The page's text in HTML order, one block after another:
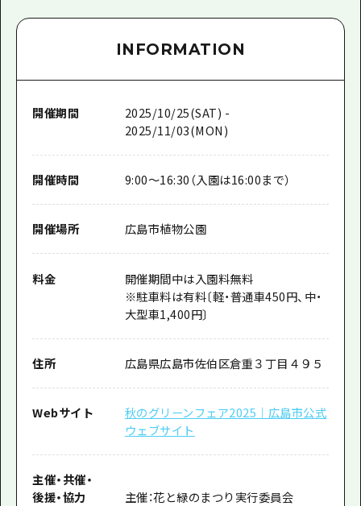
INFORMATION
開催期間
2025/10/25(SAT) -
2025/11/03(MON)
開催時間 9:00～16:30（入園は16:00まで）
開催場所 広島市植物公園
料金
開催期間中は入園料無料
※駐車料は有料〔軽・普通車450円、中・
大型車1,400円〕
住所 広島県広島市佐伯区倉重３丁目４９５
Webサイト
秋のグリーンフェア2025｜広島市公式
ウェブサイト
主催・共催・
後援・協力 主催：花と緑のまつり実行委員会